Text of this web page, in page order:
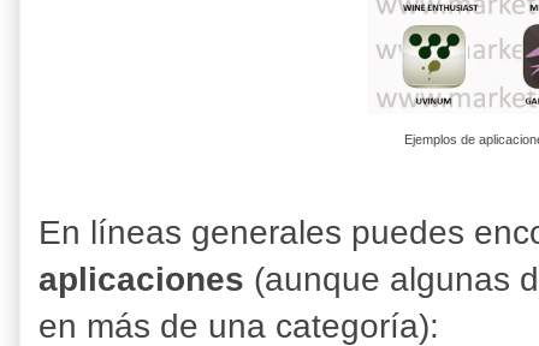
Ejemplos de
En líneas generales puedes
aplicaciones (aunque algunas
en más de una categoría):